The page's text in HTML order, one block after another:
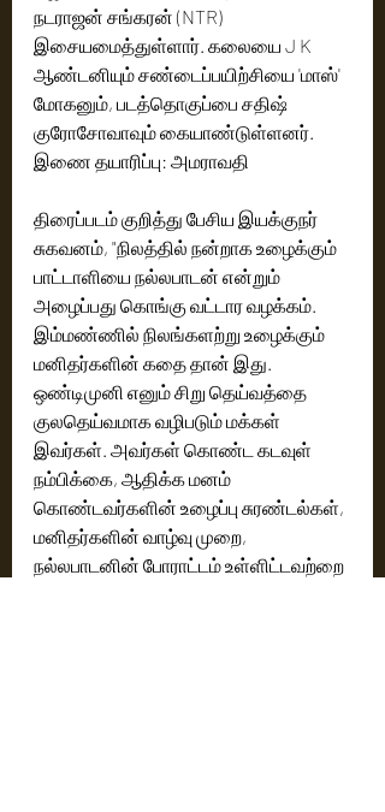
நடராஜன் சங்கரன் (NTR)
இசையமைத்துள்ளார். கலையை J K
ஆண்டனியும் சண்டைப்பயிற்சியை 'மாஸ்'
மோகனும், படத்தொகுப்பை சதிஷ்
குரோசோவாவும் கையாண்டுள்ளனர்.
இணை தயாரிப்பு: அமராவதி
திரைப்படம் குறித்து பேசிய இயக்குநர்
சுகவனம், "நிலத்தில் நன்றாக உழைக்கும்
பாட்டாளியை நல்லபாடன் என்றும்
அழைப்பது கொங்கு வட்டார வழக்கம்.
இம்மண்ணில் நிலங்களற்று உழைக்கும்
மனிதர்களின் கதை தான் இது.
ஒண்டிமுனி எனும் சிறு தெய்வத்தை
குலதெய்வமாக வழிபடும் மக்கள்
இவர்கள். அவர்கள் கொண்ட கடவுள்
நம்பிக்கை, ஆதிக்க மனம்
கொண்டவர்களின் உழைப்பு சுரண்டல்கள்,
மனிதர்களின் வாழ்வு முறை,
நல்லபாடனின் போராட்டம் உள்ளிட்டவற்றை